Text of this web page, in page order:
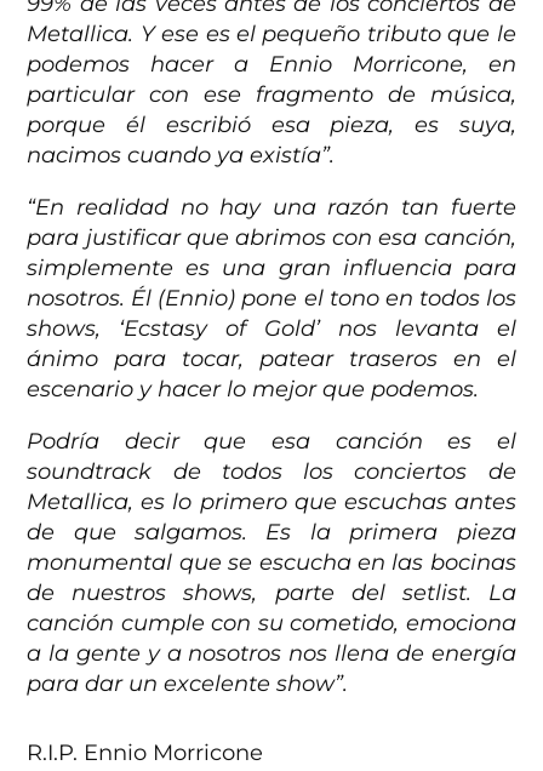
Metallica. Y ese es el pequeño tributo que le
podemos hacer a Ennio Morricone, en
particular con ese fragmento de música,
porque él escribió esa pieza, es suya,
nacimos cuando ya existía”.
“En realidad no hay una razón tan fuerte
para justificar que abrimos con esa canción,
simplemente es una gran influencia para
nosotros. Él (Ennio) pone el tono en todos los
shows, ‘Ecstasy of Gold’ nos levanta el
ánimo para tocar, patear traseros en el
escenario y hacer lo mejor que podemos.
Podría decir que esa canción es el
soundtrack de todos los conciertos de
Metallica, es lo primero que escuchas antes
de que salgamos. Es la primera pieza
monumental que se escucha en las bocinas
de nuestros shows, parte del setlist. La
canción cumple con su cometido, emociona
a la gente y a nosotros nos llena de energía
para dar un excelente show”.
R.I.P. Ennio Morricone